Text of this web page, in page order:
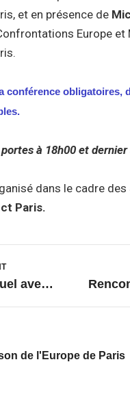
et en présence de
Europe et
conférence obligatoires,
à 18h00 et
dans le cadre
Paris.
2024: Quel avenir pour le Pacte Vert Européen /Green Deal ?
de l'Europe de Paris